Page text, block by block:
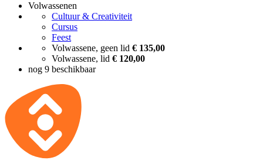
Volwassenen
Cultuur & Creativiteit
Cursus
Feest
Volwassene, geen lid € 135,00
Volwassene, lid € 120,00
nog 9 beschikbaar